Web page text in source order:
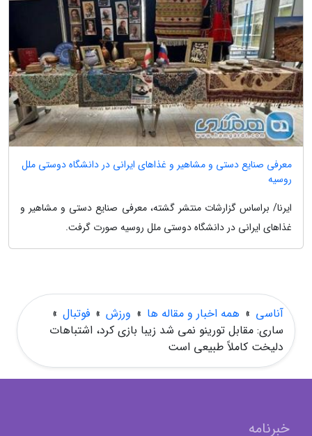
معرفی صنایع دستی و مشاهیر و غذاهای ایرانی در دانشگاه دوستی ملل
روسیه
ایرنا/ براساس گزارشات منتشر گشته، معرفی صنایع دستی و مشاهیر و
غذاهای ایرانی در دانشگاه دوستی ملل روسیه صورت گرفت.
آناسی » همه اخبار و مقاله ها » ورزش » فوتبال »
ساری: مقابل تورینو نمی شد زیبا بازی کرد، اشتباهات
دلیخت کاملاً طبیعی است
خبرنامه